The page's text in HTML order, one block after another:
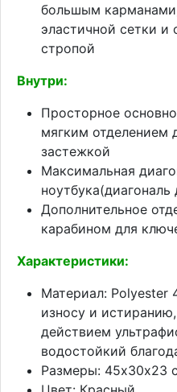
большым
эластичной сетки и
стропой
Внутри:
Просторное
мягким отделением
застежкой
Максимальная
ноутбука(диагональ
Дополнительное
карабином для
Характеристики:
Материал: Polyester
износу и
действием
водостойкий
Размеры: 45х30х23